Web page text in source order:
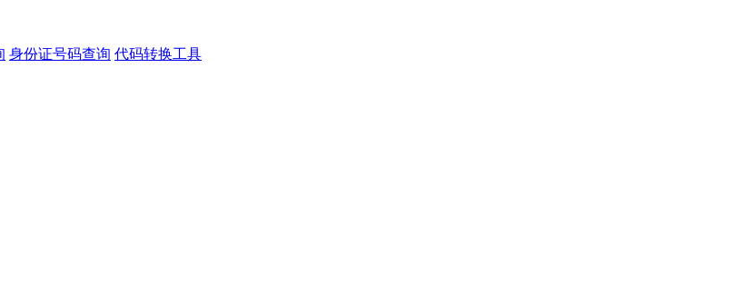
身份证号码查询 代码转换工具